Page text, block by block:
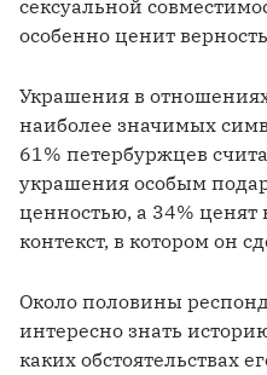
сексуальной
особенно ценит
Украшения в
наиболее значимых
61% петербуржцев
украшения особым
ценностью, а 34% ценят
контекст, в котором он
Около половины
интересно знать
каких обстоятельствах